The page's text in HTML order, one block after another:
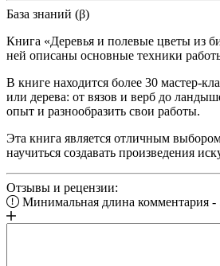
База знаний (β)
Книга «Деревья и полевые цветы из
ней описаны основные техники
В книге находится более 30 мастер-
или дерева: от вязов и верб до
опыт и разнообразить свои работы.
Эта книга является отличным
научиться создавать произведения
Отзывы и рецензии:
Минимальная длина комментария -